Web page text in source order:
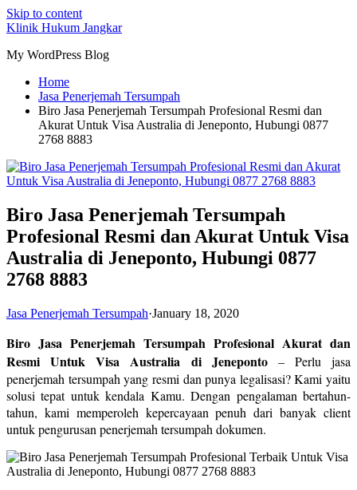
Skip to content
Klinik Hukum Jangkar
My WordPress Blog
Home
Jasa Penerjemah Tersumpah
Biro Jasa Penerjemah Tersumpah Profesional Resmi dan
Akurat Untuk Visa Australia di Jeneponto, Hubungi 0877
2768 8883
Biro Jasa Penerjemah Tersumpah
Profesional Resmi dan Akurat Untuk Visa
Australia di Jeneponto, Hubungi 0877
2768 8883
Jasa Penerjemah Tersumpah·January 18, 2020
Biro Jasa Penerjemah Tersumpah Profesional Akurat dan
Resmi Untuk Visa Australia di Jeneponto– Perlu jasa
penerjemah tersumpah yang resmi dan punya legalisasi? Kami yaitu
solusi tepat untuk kendala Kamu. Dengan pengalaman bertahun-
tahun, kami memperoleh kepercayaan penuh dari banyak client
untuk pengurusan penerjemah tersumpah dokumen.